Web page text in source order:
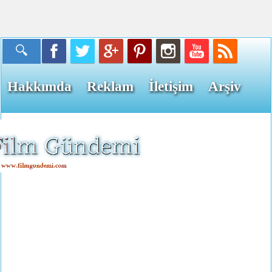
Hakkımda Reklam İletişim Arşiv